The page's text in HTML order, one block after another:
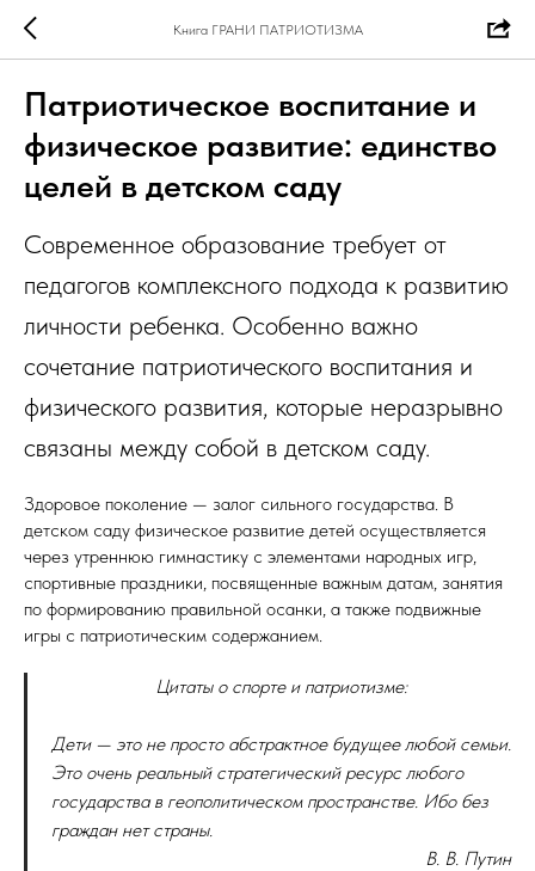
Книга ГРАНИ ПАТРИОТИЗМА
Патриотическое воспитание и
физическое развитие: единство
целей в детском саду
Современное образование требует от
педагогов комплексного подхода к развитию
личности ребенка. Особенно важно
сочетание патриотического воспитания и
физического развития, которые неразрывно
связаны между собой в детском саду.
Здоровое поколение — залог сильного государства. В
детском саду физическое развитие детей осуществляется
через утреннюю гимнастику с элементами народных игр,
спортивные праздники, посвященные важным датам, занятия
по формированию правильной осанки, а также подвижные
игры с патриотическим содержанием.
Цитаты о спорте и патриотизме:
Дети — это не просто абстрактное будущее любой семьи.
Это очень реальный стратегический ресурс любого
государства в геополитическом пространстве. Ибо без
граждан нет страны.
В. В. Путин